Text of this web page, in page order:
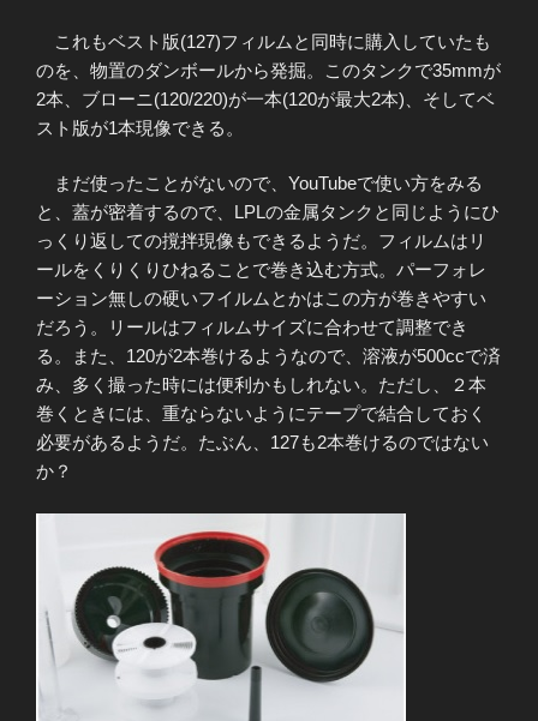
これもベスト版(127)フィルムと同時に購入していたも
のを、物置のダンボールから発掘。このタンクで35mmが
2本、ブローニ(120/220)が一本(120が最大2本)、そしてベ
スト版が1本現像できる。
まだ使ったことがないので、YouTubeで使い方をみる
と、蓋が密着するので、LPLの金属タンクと同じようにひ
っくり返しての撹拌現像もできるようだ。フィルムはリ
ールをくりくりひねることで巻き込む方式。パーフォレ
ーション無しの硬いフイルムとかはこの方が巻きやすい
だろう。リールはフィルムサイズに合わせて調整でき
る。また、120が2本巻けるようなので、溶液が500ccで済
み、多く撮った時には便利かもしれない。ただし、２本
巻くときには、重ならないようにテープで結合しておく
必要があるようだ。たぶん、127も2本巻けるのではない
か？